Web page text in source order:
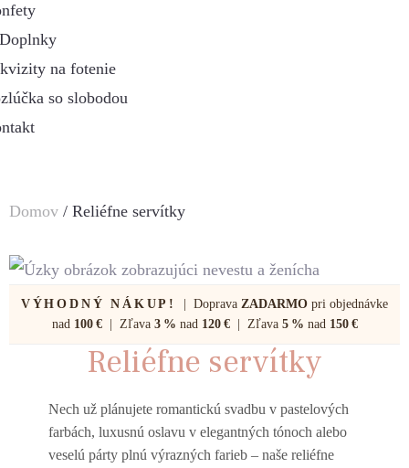
Doplnky
na fotenie
so slobodou
Domov / Reliéfne servítky
VÝHODNÝ NÁKUP! | Doprava ZADARMO pri objednávke
nad 100 €| Zľava 3 % nad 120 €| Zľava 5 % nad 150 €
Reliéfne servítky
Nech už plánujete romantickú svadbu v pastelových
farbách, luxusnú oslavu v elegantných tónoch alebo
veselú párty plnú výrazných farieb – naše reliéfne